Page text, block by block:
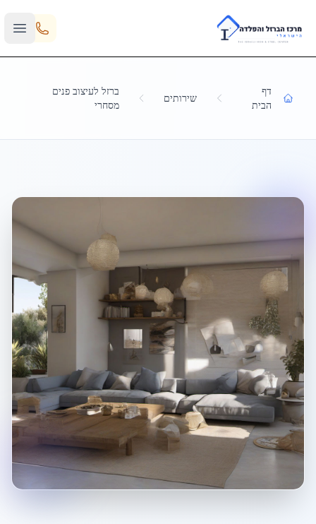
Skip to main content
דף
הבית
שירותים
ברזל לעיצוב פנים
מסחרי